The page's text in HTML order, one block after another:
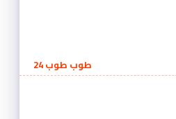
طوب طوب 24